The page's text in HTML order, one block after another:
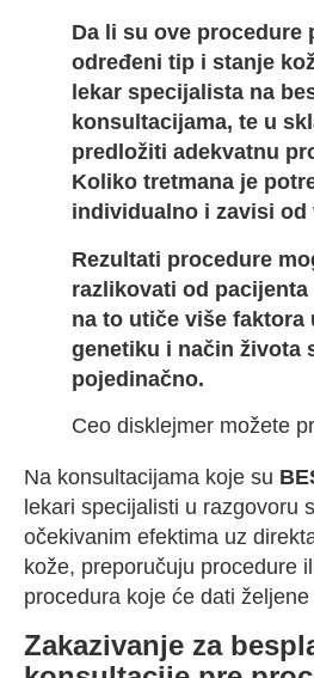
Da li su ove procedure
određeni tip i stanje
lekar specijalista na
konsultacijama, te u
predložiti adekvatnu
Koliko tretmana je
individualno i zavisi od
Rezultati procedure
razlikovati od
na to utiče više faktora
genetiku i način života
pojedinačno.
Ceo disklejmer možete
Na konsultacijama koje su
lekari specijalisti u razgovoru
očekivanim efektima uz
kože, preporučuju procedure
procedura koje će dati
Zakazivanje za